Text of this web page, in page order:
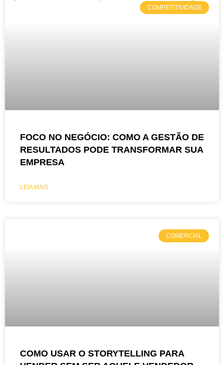
COMPETITIVIDADE
FOCO NO NEGÓCIO: COMO A GESTÃO DE
RESULTADOS PODE TRANSFORMAR SUA
EMPRESA
LEIA MAIS
COMERCIAL
COMO USAR O STORYTELLING PARA